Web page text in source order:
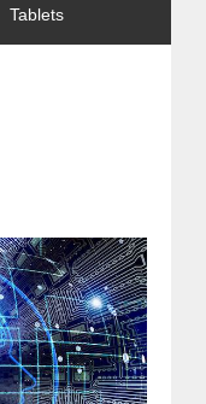
Tablets